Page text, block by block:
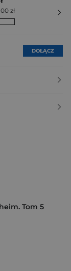
zł
DOŁĄCZ
Tom 5